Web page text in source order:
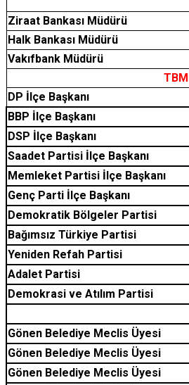
Ziraat Bankası Müdürü
Halk Bankası Müdürü
Vakıfbank Müdürü
DP İlçe Başkanı
BBP İlçe Başkanı
DSP İlçe Başkanı
Saadet Partisi İlçe Başkanı
Memleket Partisi İlçe Başkanı
Genç Parti İlçe Başkanı
Demokratik Bölgeler Partisi
Bağımsız Türkiye Partisi
Yeniden Refah Partisi
Adalet Partisi
Demokrasi ve Atılım Partisi
Gönen Belediye Meclis Üyesi
Gönen Belediye Meclis Üyesi
Gönen Belediye Meclis Üyesi